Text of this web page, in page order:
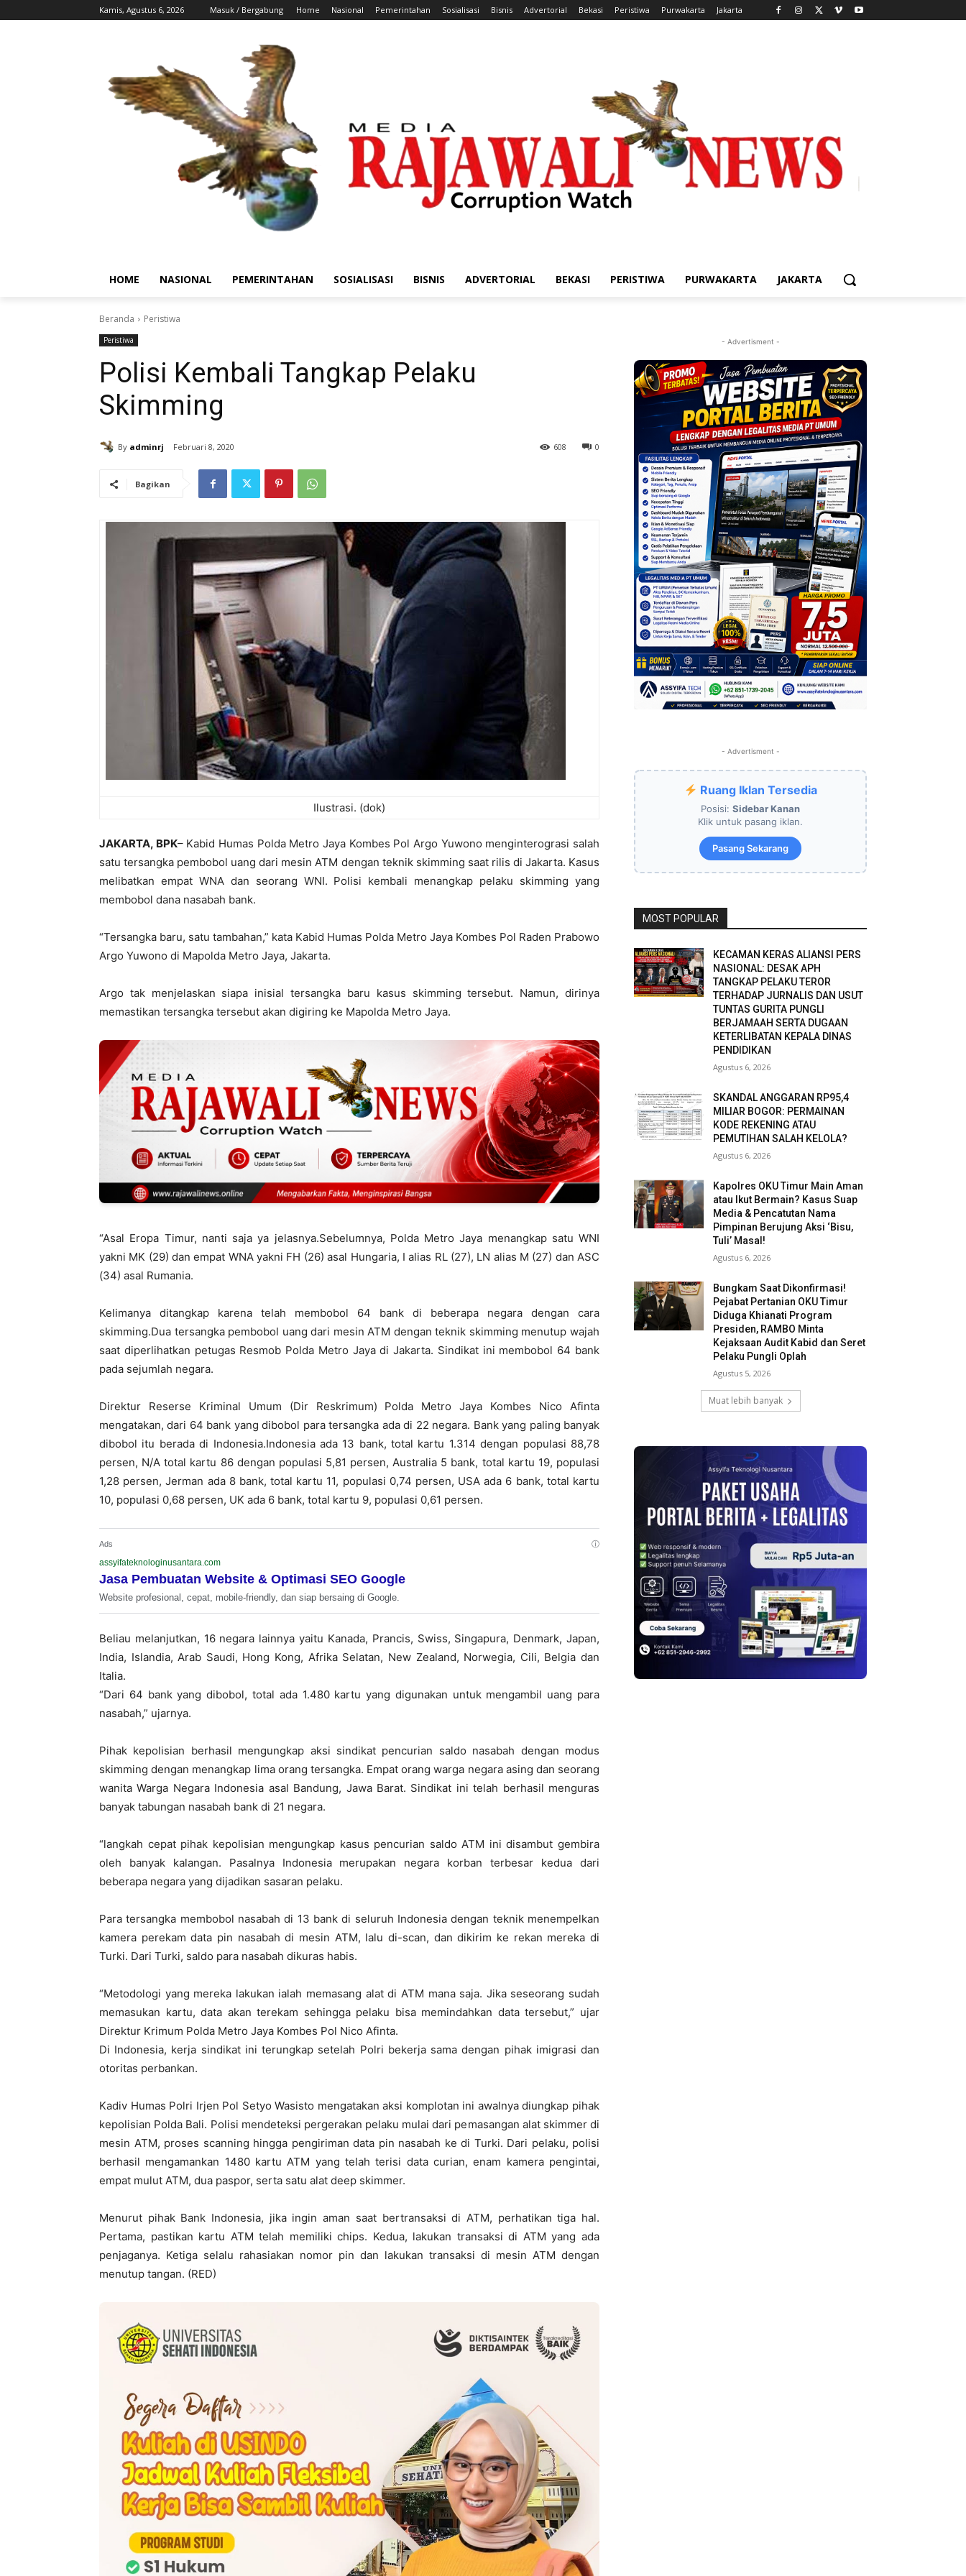
Kamis, Agustus 6, 2026 Masuk / Bergabung Home Nasional Pemerintahan Sosialisasi Bisnis Advertorial Bekasi Peristiwa Purwakarta Jakarta
HOME NASIONAL PEMERINTAHAN SOSIALISASI BISNIS ADVERTORIAL BEKASI PERISTIWA PURWAKARTA JAKARTA
Beranda Peristiwa
Peristiwa
Polisi Kembali Tangkap Pelaku
Skimming
By adminrj Februari 8, 2020 0
608
Bagikan
Ilustrasi. (dok)
JAKARTA, BPK– Kabid Humas Polda Metro Jaya Kombes Pol Argo Yuwono menginterograsi salah
satu tersangka pembobol uang dari mesin ATM dengan teknik skimming saat rilis di Jakarta. Kasus
melibatkan empat WNA dan seorang WNI. Polisi kembali menangkap pelaku skimming yang
membobol dana nasabah bank.
“Tersangka baru, satu tambahan,” kata Kabid Humas Polda Metro Jaya Kombes Pol Raden Prabowo
Argo Yuwono di Mapolda Metro Jaya, Jakarta.
Argo tak menjelaskan siapa inisial tersangka baru kasus skimming tersebut. Namun, dirinya
memastikan tersangka tersebut akan digiring ke Mapolda Metro Jaya.
“Asal Eropa Timur, nanti saja ya jelasnya.Sebelumnya, Polda Metro Jaya menangkap satu WNI
yakni MK (29) dan empat WNA yakni FH (26) asal Hungaria, I alias RL (27), LN alias M (27) dan ASC
(34) asal Rumania.
Kelimanya ditangkap karena telah membobol 64 bank di beberapa negara dengan cara
skimming.Dua tersangka pembobol uang dari mesin ATM dengan teknik skimming menutup wajah
saat diperlihatkan petugas Resmob Polda Metro Jaya di Jakarta. Sindikat ini membobol 64 bank
pada sejumlah negara.
Direktur Reserse Kriminal Umum (Dir Reskrimum) Polda Metro Jaya Kombes Nico Afinta
mengatakan, dari 64 bank yang dibobol para tersangka ada di 22 negara. Bank yang paling banyak
dibobol itu berada di Indonesia.Indonesia ada 13 bank, total kartu 1.314 dengan populasi 88,78
persen, N/A total kartu 86 dengan populasi 5,81 persen, Australia 5 bank, total kartu 19, populasi
1,28 persen, Jerman ada 8 bank, total kartu 11, populasi 0,74 persen, USA ada 6 bank, total kartu
10, populasi 0,68 persen, UK ada 6 bank, total kartu 9, populasi 0,61 persen.
Ads ⓘ
assyifateknologinusantara.com
Jasa Pembuatan Website & Optimasi SEO Google
Website profesional, cepat, mobile-friendly, dan siap bersaing di Google.
Beliau melanjutkan, 16 negara lainnya yaitu Kanada, Prancis, Swiss, Singapura, Denmark, Japan,
India, Islandia, Arab Saudi, Hong Kong, Afrika Selatan, New Zealand, Norwegia, Cili, Belgia dan
Italia.
“Dari 64 bank yang dibobol, total ada 1.480 kartu yang digunakan untuk mengambil uang para
nasabah,” ujarnya.
Pihak kepolisian berhasil mengungkap aksi sindikat pencurian saldo nasabah dengan modus
skimming dengan menangkap lima orang tersangka. Empat orang warga negara asing dan seorang
wanita Warga Negara Indonesia asal Bandung, Jawa Barat. Sindikat ini telah berhasil menguras
banyak tabungan nasabah bank di 21 negara.
“langkah cepat pihak kepolisian mengungkap kasus pencurian saldo ATM ini disambut gembira
oleh banyak kalangan. Pasalnya Indonesia merupakan negara korban terbesar kedua dari
beberapa negara yang dijadikan sasaran pelaku.
Para tersangka membobol nasabah di 13 bank di seluruh Indonesia dengan teknik menempelkan
kamera perekam data pin nasabah di mesin ATM, lalu di-scan, dan dikirim ke rekan mereka di
Turki. Dari Turki, saldo para nasabah dikuras habis.
“Metodologi yang mereka lakukan ialah memasang alat di ATM mana saja. Jika seseorang sudah
memasukan kartu, data akan terekam sehingga pelaku bisa memindahkan data tersebut,” ujar
Direktur Krimum Polda Metro Jaya Kombes Pol Nico Afinta.
Di Indonesia, kerja sindikat ini terungkap setelah Polri bekerja sama dengan pihak imigrasi dan
otoritas perbankan.
Kadiv Humas Polri Irjen Pol Setyo Wasisto mengatakan aksi komplotan ini awalnya diungkap pihak
kepolisian Polda Bali. Polisi mendeteksi pergerakan pelaku mulai dari pemasangan alat skimmer di
mesin ATM, proses scanning hingga pengiriman data pin nasabah ke di Turki. Dari pelaku, polisi
berhasil mengamankan 1480 kartu ATM yang telah terisi data curian, enam kamera pengintai,
empat mulut ATM, dua paspor, serta satu alat deep skimmer.
Menurut pihak Bank Indonesia, jika ingin aman saat bertransaksi di ATM, perhatikan tiga hal.
Pertama, pastikan kartu ATM telah memiliki chips. Kedua, lakukan transaksi di ATM yang ada
penjaganya. Ketiga selalu rahasiakan nomor pin dan lakukan transaksi di mesin ATM dengan
menutup tangan. (RED)
- Advertisment -
- Advertisment -
Ruang Iklan Tersedia
Posisi: Sidebar Kanan
Klik untuk pasang iklan.
Pasang Sekarang
MOST POPULAR
KECAMAN KERAS ALIANSI PERS
NASIONAL: DESAK APH
TANGKAP PELAKU TEROR
TERHADAP JURNALIS DAN USUT
TUNTAS GURITA PUNGLI
BERJAMAAH SERTA DUGAAN
KETERLIBATAN KEPALA DINAS
PENDIDIKAN
Agustus 6, 2026
SKANDAL ANGGARAN RP95,4
MILIAR BOGOR: PERMAINAN
KODE REKENING ATAU
PEMUTIHAN SALAH KELOLA?
Agustus 6, 2026
Kapolres OKU Timur Main Aman
atau Ikut Bermain? Kasus Suap
Media & Pencatutan Nama
Pimpinan Berujung Aksi ‘Bisu,
Tuli’ Masal!
Agustus 6, 2026
Bungkam Saat Dikonfirmasi!
Pejabat Pertanian OKU Timur
Diduga Khianati Program
Presiden, RAMBO Minta
Kejaksaan Audit Kabid dan Seret
Pelaku Pungli Oplah
Agustus 5, 2026
Muat lebih banyak